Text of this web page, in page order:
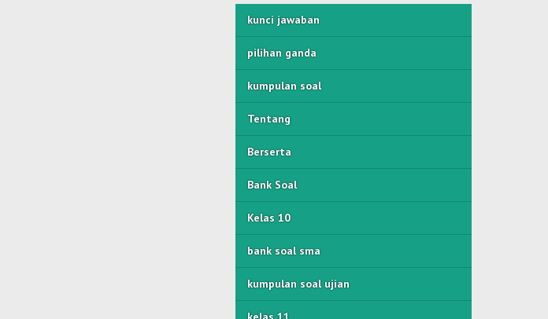
kunci jawaban
pilihan ganda
kumpulan soal
Tentang
Berserta
Bank Soal
Kelas 10
bank soal sma
kumpulan soal ujian